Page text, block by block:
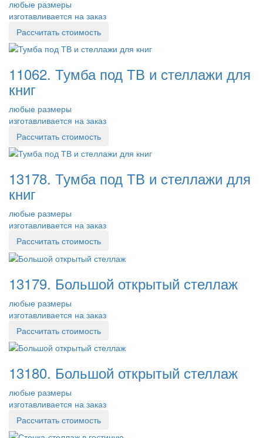
любые размеры
изготавливается на заказ
Рассчитать стоимость
11062. Тумба под ТВ и стеллажи для
книг
любые размеры
изготавливается на заказ
Рассчитать стоимость
13178. Тумба под ТВ и стеллажи для
книг
любые размеры
изготавливается на заказ
Рассчитать стоимость
13179. Большой открытый стеллаж
любые размеры
изготавливается на заказ
Рассчитать стоимость
13180. Большой открытый стеллаж
любые размеры
изготавливается на заказ
Рассчитать стоимость